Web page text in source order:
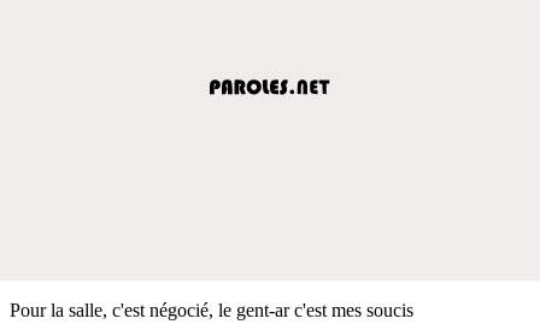
Pour la salle, c'est négocié, le gent-ar c'est mes soucis